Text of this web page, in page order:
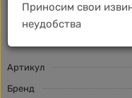
Артикул
Бренд
Приносим свои
неудобства